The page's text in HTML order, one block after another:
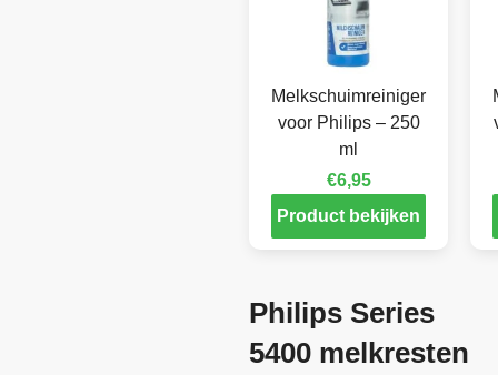
Melkschuimreiniger
voor Philips – 250
ml
€6,95
Product bekijken
Philips Series
5400 melkresten